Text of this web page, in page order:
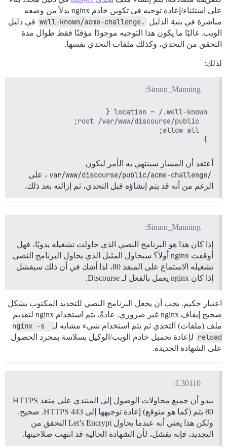
على استثناء/إعادة توجيه في تكوين خادم nginx بدلاً من وضعه
مباشرة في بنية الدليل
.well-known/acme-challenge
في دليل
الويب. غالبًا ما يكون هذا التوجيه موجودًا مؤقتًا فقط طوال مدة
التحقق من التحدي، وكذلك ملفات التحدي نفسها.
لذلك:
Simon_Manning:
}
أعتقد أن المسار سينتهي به الأمر ليكون
/var/www/discourse/public/acme-challenge
، على
الرغم من أنه قد يتم إنشاؤه قبل التحدي، ثم إزالته بعد ذلك.
Simon_Manning:
إذا كان هذا هو البرنامج النصي الذي حاولت تشغيله يدويًا، فهل
أوقفت nginx أولاً؟ سيحاول المثيل الذي يحاول البرنامج النصي
تشغيله الاستماع على المنفذ 80، لذا أشك في أن ذلك سيفشل
إذا كان nginx يعمل بالفعل لـ Discourse.
اعتبار حكيم. يجب أن يجعل البرنامج النصي للتجديد المكتوب بشكل
صحيح إيقاف nginx غير ضروري. عادةً، يتم استخدام nginx لتقديم
ملف (ملفات) التحدي ثم يتم استخدام شيء مشابه لـ
nginx -s
reload لإعادة تحميل خادم الويب/الوكيل بسلاسة بمجرد الحصول
على الشهادة الجديدة.
L30110:
يبدو أن جميع محاولات الوصول إلى المنتدى على منفذ HTTPS
80 يتم (كما هو متوقع) إعادة توجيهها إلى HTTPS 443. صحيح.
ولكن هذا يعني أنه عندما يحاول Let’s Encrypt التحقق من
التجديد، فإنه يفشل، لأن الشهادة الحالية قد انتهت صلاحيتها.